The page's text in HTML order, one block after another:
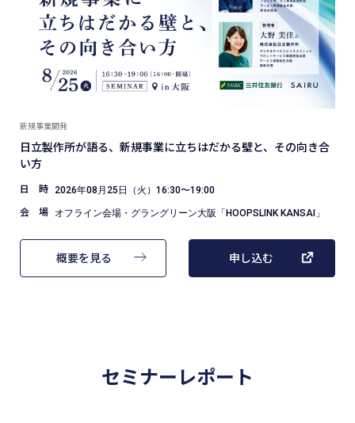
新規事業開発
日立製作所が語る、新規事業に立ちはだかる壁と、その向き合
い方
日 時 2026年08月25日（火）16:30〜19:00
会 場 オフライン会場・グラングリーン大阪「HOOPSLINK KANSAI」
概要を見る 申し込む
セミナーレポート